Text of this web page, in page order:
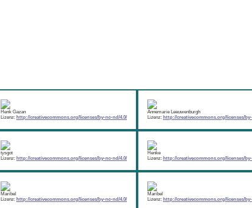
Henk Gazan
Lizenz: http://creativecommons.org/licenses/by-nc-nd/4.0/
Annemarie Leeuwenburgh
Lizenz: http://creativecommons.org/licenses/
tysgot
Lizenz: http://creativecommons.org/licenses/by-nc-nd/4.0/
Henke
Lizenz: http://creativecommons.org/licenses/
Maribel
Lizenz: http://creativecommons.org/licenses/by-nc-nd/4.0/
Maribel
Lizenz: http://creativecommons.org/licenses/